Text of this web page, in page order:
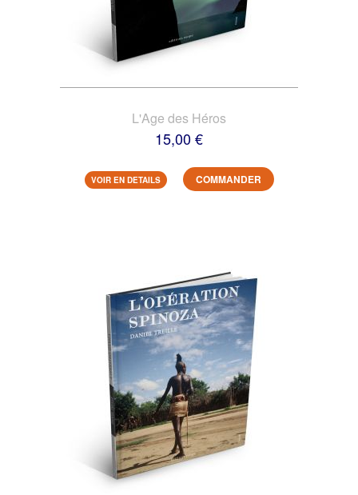
L'Age des Héros
15,00 €
VOIR EN DETAILS COMMANDER